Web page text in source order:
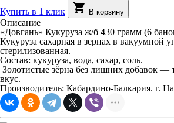
Купить в 1 клик
shopping_cart В корзину
Описание
«Довгань» Кукуруза ж/б 430 грамм (6
Кукуруза сахарная в зернах в вакуумной
стерилизованная.
Состав: кукуруза, вода, сахар, соль.
Золотистые зёрна без лишних добавок —
вкус.
Производитель: Кабардино-Балкария. г.